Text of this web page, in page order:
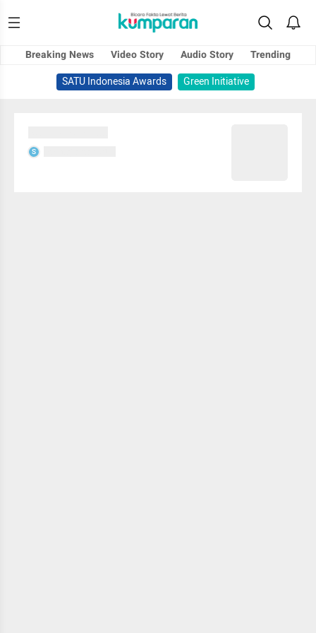
Breaking News Video Story Audio Story
Trending
SATU Indonesia Awards
Green Initiative
S